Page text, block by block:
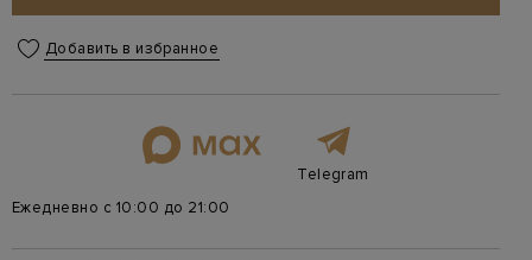
Добавить в избранное
Telegram
Ежедневно с 10:00 до 21:00